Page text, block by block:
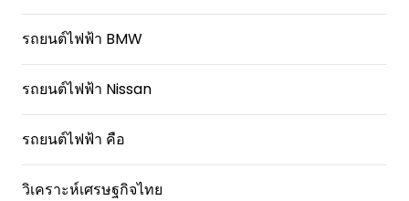
รถยนต์ไฟฟ้า BMW
รถยนต์ไฟฟ้า Nissan
รถยนต์ไฟฟ้า คือ
วิเคราะห์เศรษฐกิจไทย